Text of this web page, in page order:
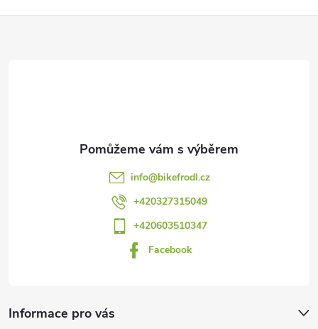
info@bikefrodl.cz
+420327315049
+420603510347
Facebook
Informace pro vás